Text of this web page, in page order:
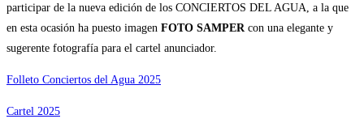
participar de la nueva edición de los CONCIERTOS DEL AGUA, a la que
en esta ocasión ha puesto imagen FOTO SAMPER con una elegante y
sugerente fotografía para el cartel anunciador.
Folleto Conciertos del Agua 2025
Cartel 2025